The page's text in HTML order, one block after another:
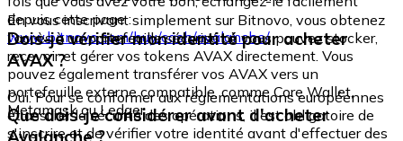
depuis cette page :
www.bitnovo.com/buy/cash/avalanche/
En vous inscrivant simplement sur Bitnovo, vous obtenez
l'accès à un portefeuille sécurisé où vous pouvez stocker,
recevoir et gérer vos tokens AVAX directement. Vous
pouvez également transférer vos AVAX vers un
portefeuille externe compatible, comme Core Wallet,
Metamask ou Ledger.
Dois-je vérifier mon identité pour acheter
AVAX ?
Oui. Pour se conformer aux réglementations européennes
et assurer la sécurité des opérations, il est obligatoire de
s'inscrire et de vérifier votre identité avant d'effectuer des
Que dois-je considérer avant d'acheter